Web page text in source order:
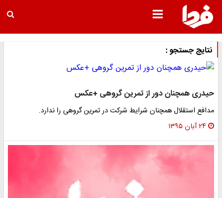
نتایج جستجو :
حیدری همچنان دور از تمرین گروهی +عکس
مدافع استقلال همچنان شرایط شرکت در تمرین گروهی را ندارد.
۲۴ آبان ۱۳۹۵